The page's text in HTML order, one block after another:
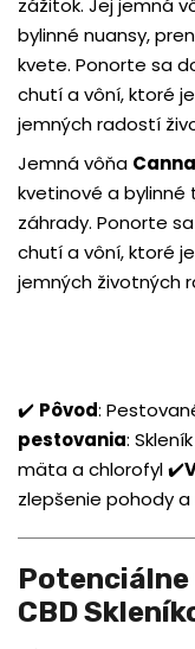
bylinné nuansy,
kvete. Ponorte sa
chutí a vôní, ktoré
jemných radostí
Jemná vôňa
kvetinové a
záhrady. Ponorte
chutí a vôní, ktoré
jemných životných
✔️ Pôvod:
pestovania:
mäta a chlorofyl ✔️
zlepšenie pohody a
CBD